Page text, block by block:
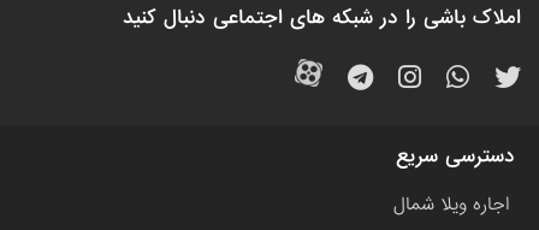
املاک باشی را در شبکه های اجتماعی دنبال کنید
دسترسی سریع
اجاره ویلا شمال